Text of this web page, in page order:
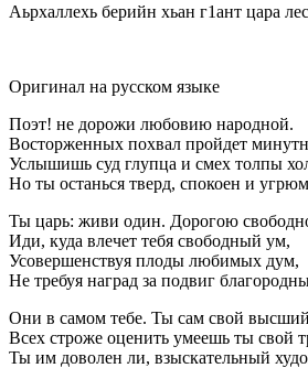
Аьрхаллехь берийн хьан г1ант цара
Оригинал на русском языке
Поэт! не дорожи любовию народной.
Восторженных похвал пройдет
Услышишь суд глупца и смех толпы
Но ты останься тверд, спокоен и
Ты царь: живи один. Дорогою
Иди, куда влечет тебя свободный ум,
Усовершенствуя плоды любимых дум,
Не требуя наград за подвиг
Они в самом тебе. Ты сам свой
Всех строже оценить умеешь ты свой
Ты им доволен ли, взыскательный